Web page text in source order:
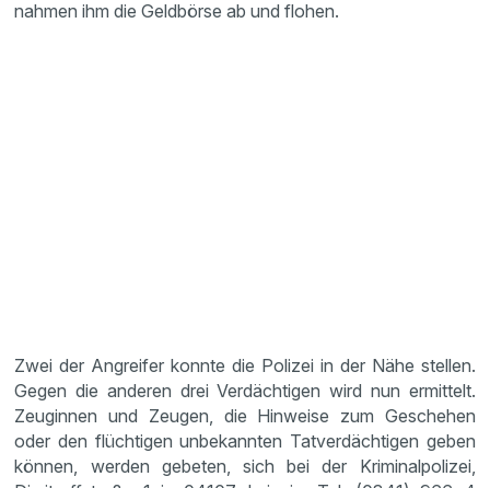
nahmen ihm die Geldbörse ab und flohen.
Zwei der Angreifer konnte die Polizei in der Nähe stellen.
Gegen die anderen drei Verdächtigen wird nun ermittelt.
Zeuginnen und Zeugen, die Hinweise zum Geschehen
oder den flüchtigen unbekannten Tatverdächtigen geben
können, werden gebeten, sich bei der Kriminalpolizei,